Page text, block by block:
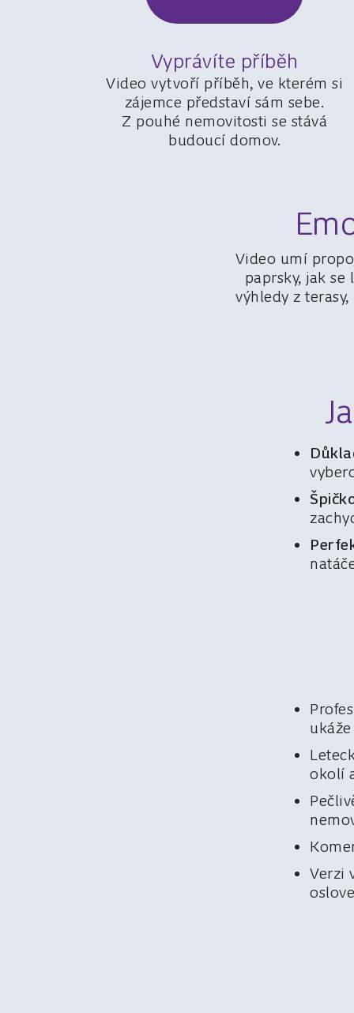
Vyprávíte příběh
Video vytvoří příběh, ve kterém si
zájemce představí sám sebe.
Z pouhé nemovitosti se stává
budoucí domov.
Video umí
paprsky, jak
výhledy z
okolí
Verzi